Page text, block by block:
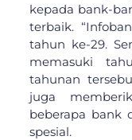
kepada bank-
terbaik.
tahun ke-29.
memasuki
tahunan
juga
beberapa bank
spesial.